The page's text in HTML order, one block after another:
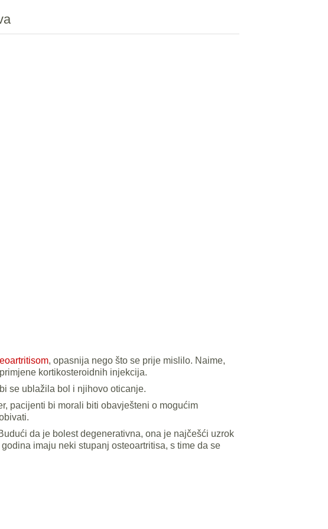
, opasnija nego što se prije mislilo. Naime,
kortikosteroidnih injekcija.
se ublažila bol i njihovo oticanje.
pacijenti bi morali biti obavješteni o mogućim
da je bolest degenerativna, ona je najčešći uzrok
imaju neki stupanj osteoartritisa, s time da se